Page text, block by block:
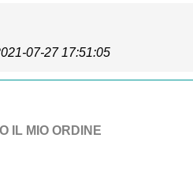
07-27 17:51:05
IL MIO ORDINE